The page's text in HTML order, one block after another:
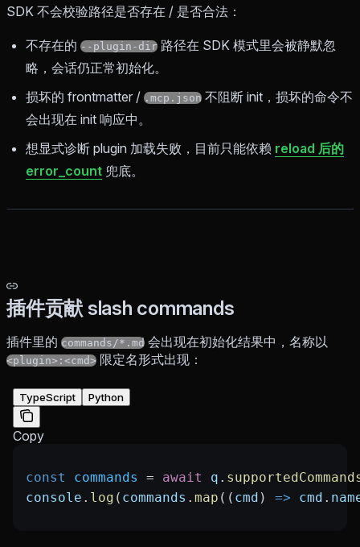
SDK 不会校验路径是否存在 / 是否合法：
不存在的 --plugin-dir 路径在 SDK 模式里会被静默忽
略，会话仍正常初始化。
损坏的 frontmatter / .mcp.json 不阻断 init，损坏的命令不
会出现在 init 响应中。
想显式诊断 plugin 加载失败，目前只能依赖 reload 后的
error_count 兜底。
插件贡献 slash commands
插件里的 commands/*.md 会出现在初始化结果中，名称以
<plugin>:<cmd> 限定名形式出现：
TypeScript Python
Copy
const commands = await q .
console . log ( commands . map (( cmd ) => cmd .